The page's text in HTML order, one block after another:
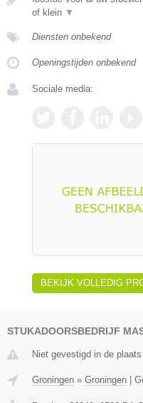
of klein ▼
Diensten onbekend
Openingstijden onbekend
Sociale media:
BEKIJK VOLLEDIG
STUKADOORSBEDRIJF
Niet gevestigd in de
Groningen » Groningen